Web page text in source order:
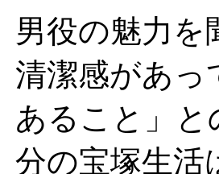
男役の魅力を
清潔感があっ
あること」
分の宝塚生活